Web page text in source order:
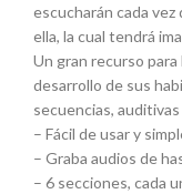
escucharán cada
ella, la cual tendrá
Un gran recurso
desarrollo de sus
secuencias,
– Fácil de usar y
– Graba audios de
– 6 secciones, cada